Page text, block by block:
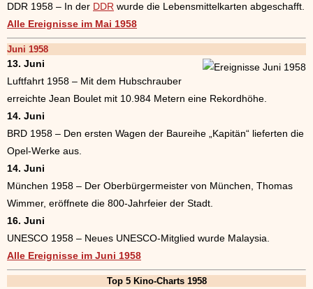
DDR 1958 – In der DDR wurde die Lebensmittelkarten abgeschafft.
Alle Ereignisse im Mai 1958
Juni 1958
13. Juni
Luftfahrt 1958 – Mit dem Hubschrauber
erreichte Jean Boulet mit 10.984 Metern eine Rekordhöhe.
14. Juni
BRD 1958 – Den ersten Wagen der Baureihe „Kapitän“ lieferten die
Opel-Werke aus.
14. Juni
München 1958 – Der Oberbürgermeister von München, Thomas
Wimmer, eröffnete die 800-Jahrfeier der Stadt.
16. Juni
UNESCO 1958 – Neues UNESCO-Mitglied wurde Malaysia.
Alle Ereignisse im Juni 1958
Top 5 Kino-Charts 1958